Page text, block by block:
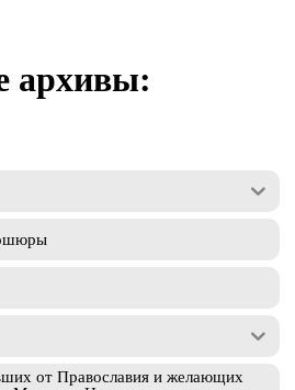
архивы:
от Православия и желающих